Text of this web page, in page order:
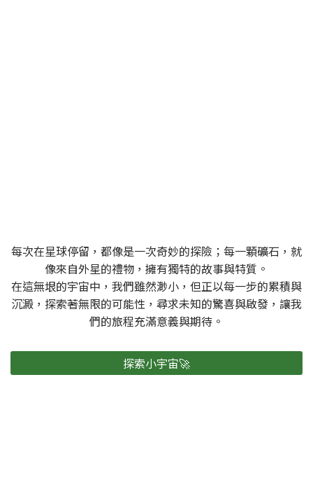
每次在星球停留，都像是一次奇妙的探險；每一顆礦石，就
像來自外星的禮物，擁有獨特的故事與特質。
在這無垠的宇宙中，我們雖然渺小，但正以每一步的累積與
沉澱，探索著無限的可能性，尋求未知的驚喜與啟發，讓我
們的旅程充滿意義與期待。
探索小宇宙🚀